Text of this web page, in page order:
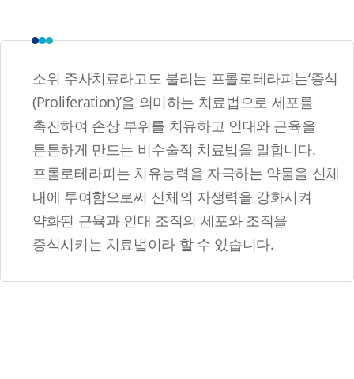
소위 주사치료라고도 불리는 프롤로테라피는‘증식
(Proliferation)’을 의미하는 치료법으로 세포를
촉진하여 손상 부위를 치유하고 인대와 근육을
튼튼하게 만드는 비수술적 치료법을 말합니다.
프롤로테라피는 치유능력을 자극하는 약물을 신체
내에 투여함으로써 신체의 자생력을 강화시켜
약화된 근육과 인대 조직의 세포와 조직을
증식시키는 치료법이라 할 수 있습니다.